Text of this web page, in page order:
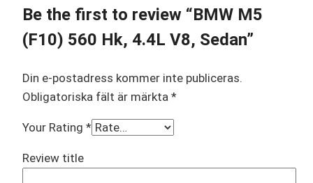
Be the first to review “BMW M5
(F10) 560 Hk, 4.4L V8, Sedan”
Din e-postadress kommer inte publiceras.
Obligatoriska fält är märkta *
Your Rating *
Review title